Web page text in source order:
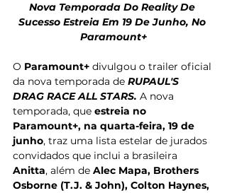
Nova Temporada Do Reality De
Sucesso Estreia Em 19 De Junho, No
Paramount+
O Paramount+ divulgou o trailer oficial
da nova temporada de RUPAUL'S
DRAG RACE ALL STARS. A nova
temporada, que estreia no
Paramount+, na quarta-feira, 19 de
junho, traz uma lista estelar de jurados
convidados que inclui a brasileira
Anitta, além de Alec Mapa, Brothers
Osborne (T.J. & John), Colton Haynes,